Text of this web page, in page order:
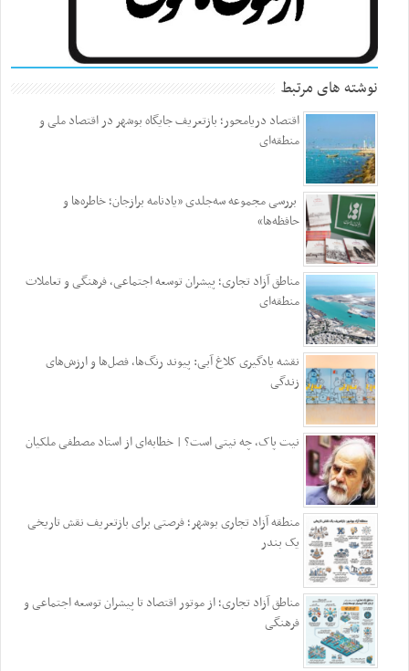
نوشته های مرتبط
اقتصاد دریامحور؛ بازتعریف جایگاه بوشهر در اقتصاد ملی و
منطقه‌ای
بررسی مجموعه سه‌جلدی «یادنامه برازجان؛ خاطره‌ها و
حافظه‌ها»
مناطق آزاد تجاری؛ پیشران توسعه اجتماعی، فرهنگی و تعاملات
منطقه‌ای
نقشه یادگیری کلاغ آبی: پیوند رنگ‌ها، فصل‌ها و ارزش‌های
زندگی
نیت پاک، چه نیتی است؟ | خطابه‌ای از استاد مصطفی ملکیان
منطقه آزاد تجاری بوشهر؛ فرصتی برای بازتعریف نقش تاریخی
یک بندر
مناطق آزاد تجاری؛ از موتور اقتصاد تا پیشران توسعه اجتماعی و
فرهنگی